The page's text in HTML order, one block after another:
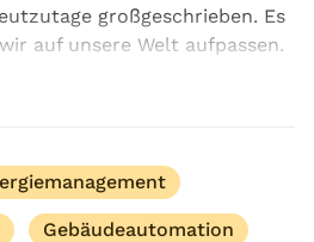
großgeschrieben. Es
auf unsere Welt aufpassen.
unbequem leben. Die
Gebäudeautomation